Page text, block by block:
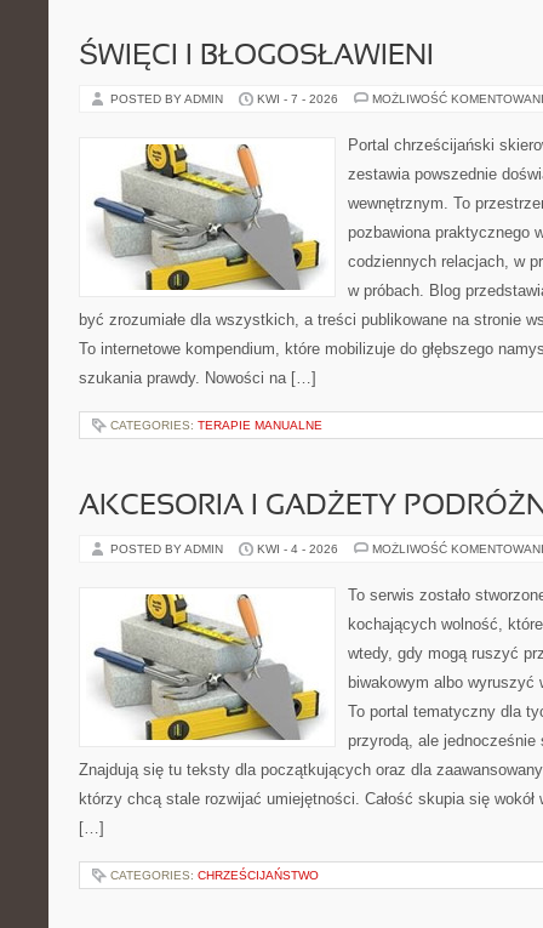
ŚWIĘCI I BŁOGOSŁAWIENI
POSTED BY ADMIN KWI - 7 - 2026 MOŻLIWOŚĆ
Portal chrześcijański
zestawia powszednie
wewnętrznym. To
pozbawiona praktycznego
codziennych relacjach, w
w próbach. Blog
być zrozumiałe dla wszystkich, a treści publikowane na stronie
To internetowe kompendium, które mobilizuje do głębszego
szukania prawdy. Nowości na […]
CATEGORIES: TERAPIE MANUALNE
AKCESORIA I GADŻETY
POSTED BY ADMIN KWI - 4 - 2026 MOŻLIWOŚĆ
To serwis zostało
kochających wolność,
wtedy, gdy mogą ruszyć
biwakowym albo wyruszyć
To portal tematyczny dla
przyrodą, ale
Znajdują się tu teksty dla początkujących oraz dla
którzy chcą stale rozwijać umiejętności. Całość skupia się
[…]
CATEGORIES: CHRZEŚCIJAŃSTWO